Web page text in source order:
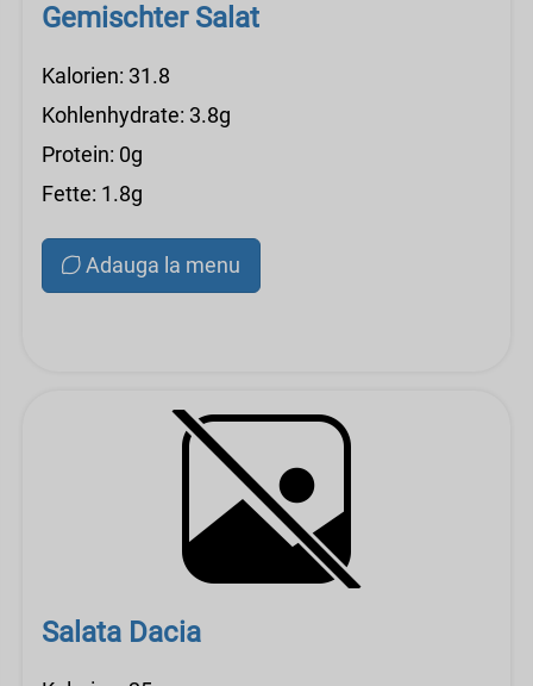
Gemischter Salat
Kalorien: 31.8
Kohlenhydrate: 3.8g
Protein: 0g
Fette: 1.8g
Adauga la menu
Salata Dacia